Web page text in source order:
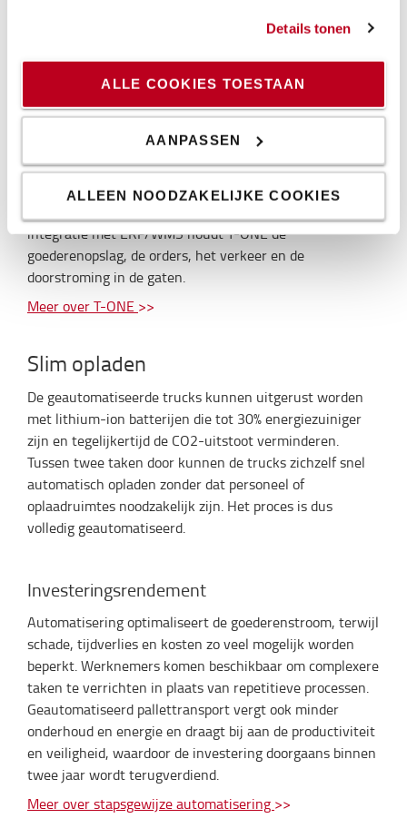
Details tonen
ALLE COOKIES TOESTAAN
AANPASSEN
ALLEEN NOODZAKELIJKE COOKIES
Intelligente communicatie
Alle geautomatiseerde trucks worden bediend door T-
ONE automatiseringssoftware, die Toyota zelf heeft
ontworpen. Deze software werkt zelfstandig of als een
communicatielaag tussen de magazijnbeheer- en
integratie met ERP/WMS houdt T-ONE de
goederenopslag, de orders, het verkeer en de
doorstroming in de gaten.
Meer over T-ONE >>
Slim opladen
De geautomatiseerde trucks kunnen uitgerust worden
met lithium-ion batterijen die tot 30% energiezuiniger
zijn en tegelijkertijd de CO2-uitstoot verminderen.
Tussen twee taken door kunnen de trucks zichzelf snel
automatisch opladen zonder dat personeel of
oplaadruimtes noodzakelijk zijn. Het proces is dus
volledig geautomatiseerd.
Investeringsrendement
Automatisering optimaliseert de goederenstroom, terwijl
schade, tijdverlies en kosten zo veel mogelijk worden
beperkt. Werknemers komen beschikbaar om complexere
taken te verrichten in plaats van repetitieve processen.
Geautomatiseerd pallettransport vergt ook minder
onderhoud en energie en draagt bij aan de productiviteit
en veiligheid, waardoor de investering doorgaans binnen
twee jaar wordt terugverdiend.
Meer over stapsgewijze automatisering >>